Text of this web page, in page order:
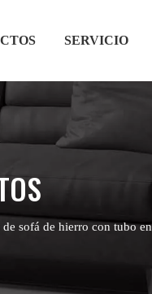
SERVICIO
de sofá de hierro con tubo